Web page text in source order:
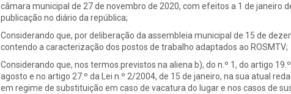
câmara municipal de 27 de novembro de 2020, com efeitos a 1 de janeiro
publicação no diário da república;
Considerando que, por deliberação da assembleia municipal de 15 de
contendo a caracterização dos postos de trabalho adaptados ao ROSMTV;
Considerando que, nos termos previstos na aliena b), do n.º 1, do artigo
agosto e no artigo 27.º da Lei n.º 2/2004, de 15 de janeiro, na sua atual
em regime de substituição em caso de vacatura do lugar e nos casos de